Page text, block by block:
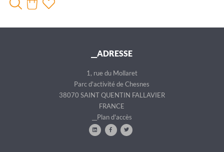
__ADRESSE
1, rue du Mollaret
Parc d'activité de Chesnes
38070 SAINT QUENTIN FALLAVIER
FRANCE
__Plan d'accès